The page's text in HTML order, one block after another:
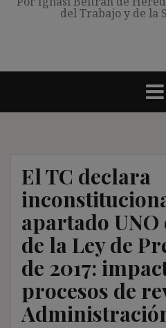
del Trabajo y de la
El TC declara
apartado UNO
de la Ley de
de 2017:
procesos de